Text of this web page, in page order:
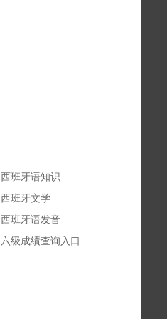
西班牙语知识
西班牙文学
西班牙语发音
六级成绩查询入口